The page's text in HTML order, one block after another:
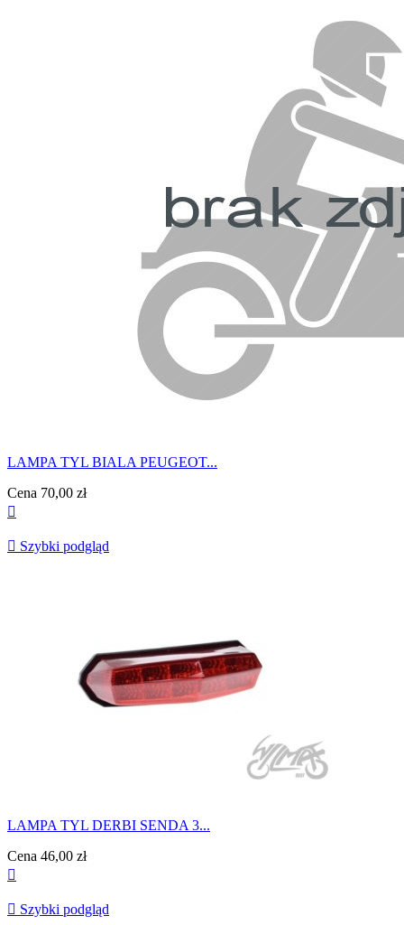
LAMPA TYL BIALA PEUGEOT...
Cena 70,00 zł

 Szybki podgląd
LAMPA TYL DERBI SENDA 3...
Cena 46,00 zł

 Szybki podgląd